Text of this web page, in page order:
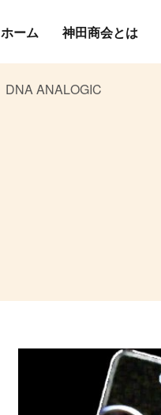
ホーム 神田商会とは
DNA ANALOGIC